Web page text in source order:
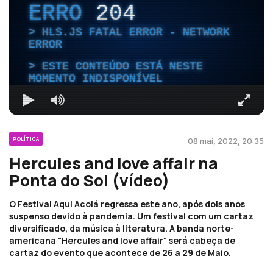
ERRO204
HLS.JS FATAL ERROR - NETWORK
ERROR
ESTE CONTEÚDO ESTÁ NESTE
MOMENTO INDISPONÍVEL
POLÍTICA 08 mai, 2022, 20:35
Hercules and love affair na
Ponta do Sol (vídeo)
O Festival Aqui Acolá regressa este ano, após dois anos
suspenso devido à pandemia. Um festival com um cartaz
diversificado, da música à literatura. A banda norte-
americana "Hercules and love affair" será cabeça de
cartaz do evento que acontece de 26 a 29 de Maio.